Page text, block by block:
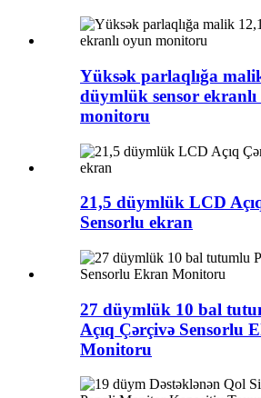
Yüksək parlaqlığa
düymlük sensor
monitoru
21,5 düymlük LCD
Sensorlu ekran
27 düymlük 10 bal
Açıq Çərçivə Sensorlu
Monitoru